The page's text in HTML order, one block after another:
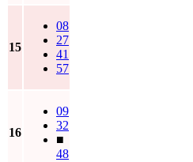
15
08
27
41
57
16
09
32
■
48